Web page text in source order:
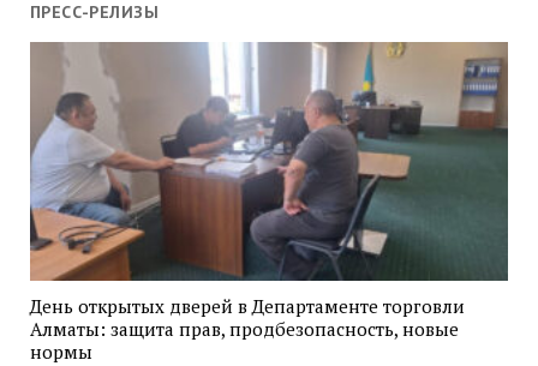
ПРЕСС-РЕЛИЗЫ
День открытых дверей в Департаменте торговли
Алматы: защита прав, продбезопасность, новые
нормы